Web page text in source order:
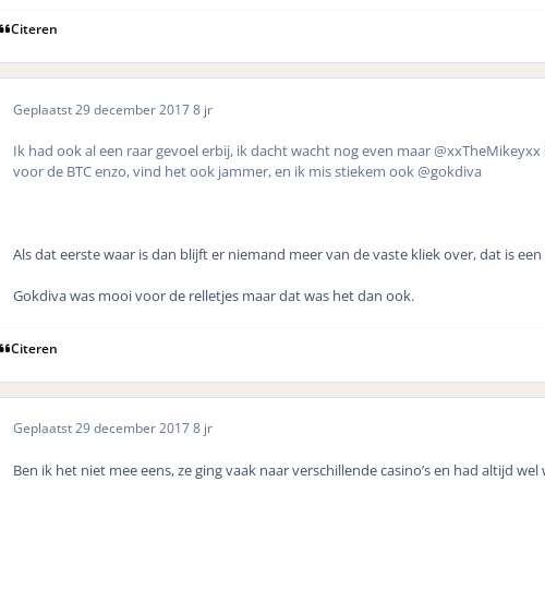
Citeren
Geplaatst29 december 20178 jr
Ik had ook al een raar gevoel erbij, ik dacht wacht nog even maar
voor de BTC enzo, vind het ook jammer, en ik mis stiekem ook @gokdiva
Als dat eerste waar is dan blijft er niemand meer van de vaste kliek over, dat is
Gokdiva was mooi voor de relletjes maar dat was het dan ook.
Citeren
Geplaatst29 december 20178 jr
Ben ik het niet mee eens, ze ging vaak naar verschillende casino’s en had altijd